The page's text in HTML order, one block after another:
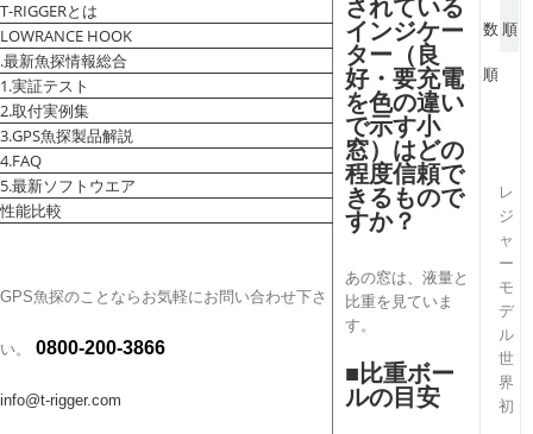
T-RIGGERとは
LOWRANCE HOOK
.最新魚探情報総合
1.実証テスト
2.取付実例集
3.GPS魚探製品解説
4.FAQ
5.最新ソフトウエア
性能比較
GPS魚探のことならお気軽にお問い合わせ下さ
い。 0800-200-3866
info@t-rigger.com
違いで示
す小窓）
はどの程
度信頼で
きるもの
ですか？
好・要充電
を色の違い
窓）はどの
程度信頼で
L
r
g
e
r
I
m
a
g
されている
インジケー
ター（良
好・要充電
を色の違い
で示す小
窓）はどの
程度信頼で
きるもので
すか？
あの窓は、液量と
比重を見ていま
す。
■比重ボー
ルの目安
数
順
順
レ
ジ
ャ
ー
モ
デ
ル
世
界
初